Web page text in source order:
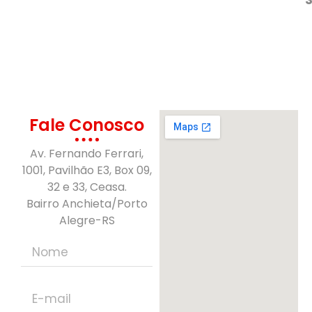
Fale Conosco
Av. Fernando Ferrari,
1001, Pavilhão E3, Box 09,
32 e 33, Ceasa.
Bairro Anchieta/Porto
Alegre-RS